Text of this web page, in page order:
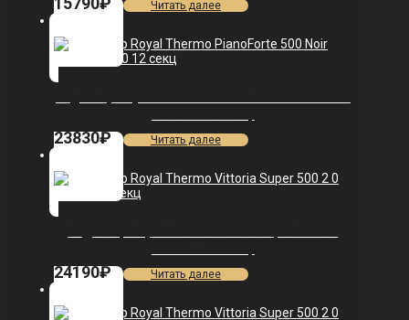
Читать далее
23830₽ Читать далее
24190₽ Читать далее